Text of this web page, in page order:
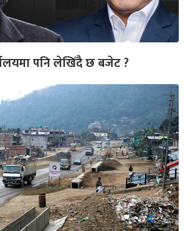
पनि लेखिँदै छ बजेट ?